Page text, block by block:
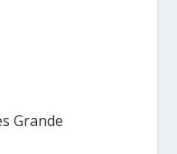
Grande